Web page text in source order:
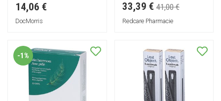
14,06 €
DocMorris
33,39 € 41,00 €
Redcare Pharmacie
-1%